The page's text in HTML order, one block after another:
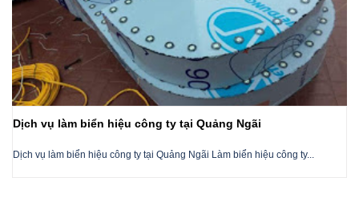
Dịch vụ làm biển hiệu công ty tại Quảng Ngãi
Dịch vụ làm biển hiệu công ty tại Quảng Ngãi Làm biển hiệu công ty...